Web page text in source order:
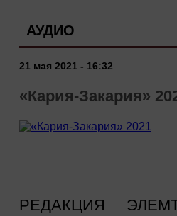
АУДИО
21 мая 2021 - 16:32
«Кария-Закария»
РЕДАКЦИЯ